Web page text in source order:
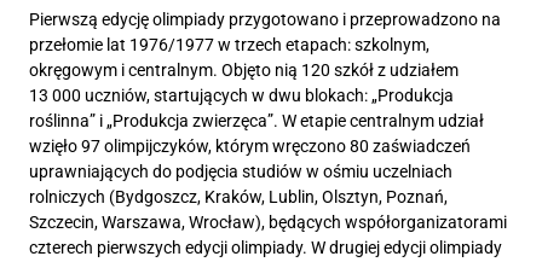
Pierwszą edycję olimpiady przygotowano i przeprowadzono na
przełomie lat 1976/1977 w trzech etapach: szkolnym,
okręgowym i centralnym. Objęto nią 120 szkół z udziałem
13 000 uczniów, startujących w dwu blokach: „Produkcja
roślinna” i „Produkcja zwierzęca”. W etapie centralnym udział
wzięło 97 olimpijczyków, którym wręczono 80 zaświadczeń
uprawniających do podjęcia studiów w ośmiu uczelniach
rolniczych (Bydgoszcz, Kraków, Lublin, Olsztyn, Poznań,
Szczecin, Warszawa, Wrocław), będących współorganizatorami
czterech pierwszych edycji olimpiady. W drugiej edycji olimpiady